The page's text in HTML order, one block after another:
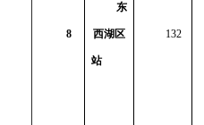
8
东
西湖区
站
132